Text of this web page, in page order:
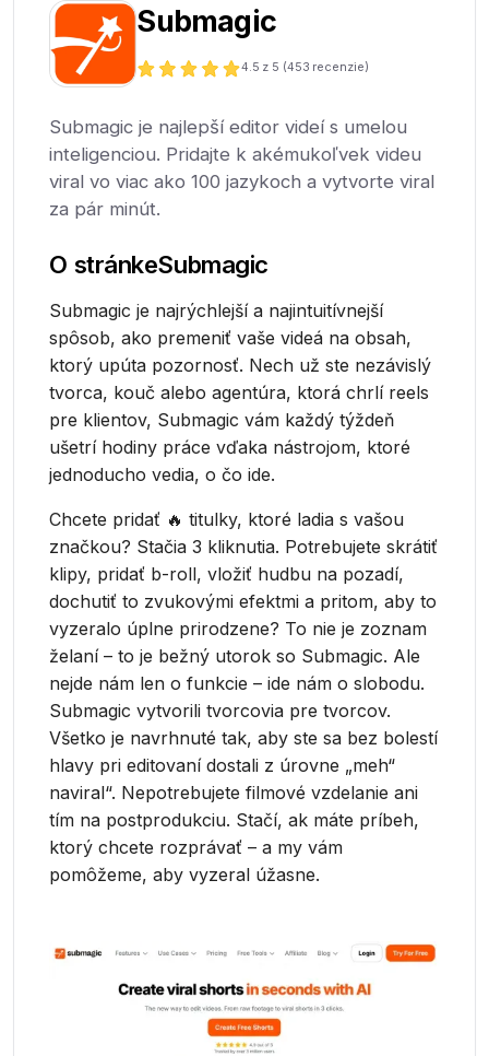
Submagic
4.5 z 5 (453 recenzie)
Submagic je najlepší editor videí s umelou
inteligenciou. Pridajte k akémukoľvek videu
viral vo viac ako 100 jazykoch a vytvorte viral
za pár minút.
O stránkeSubmagic
Submagic je najrýchlejší a najintuitívnejší
spôsob, ako premeniť vaše videá na obsah,
ktorý upúta pozornosť. Nech už ste nezávislý
tvorca, kouč alebo agentúra, ktorá chrlí reels
pre klientov, Submagic vám každý týždeň
ušetrí hodiny práce vďaka nástrojom, ktoré
jednoducho vedia, o čo ide.
Chcete pridať 🔥 titulky, ktoré ladia s vašou
značkou? Stačia 3 kliknutia. Potrebujete skrátiť
klipy, pridať b-roll, vložiť hudbu na pozadí,
dochutiť to zvukovými efektmi a pritom, aby to
vyzeralo úplne prirodzene? To nie je zoznam
želaní – to je bežný utorok so Submagic. Ale
nejde nám len o funkcie – ide nám o slobodu.
Submagic vytvorili tvorcovia pre tvorcov.
Všetko je navrhnuté tak, aby ste sa bez bolestí
hlavy pri editovaní dostali z úrovne „meh“
naviral“. Nepotrebujete filmové vzdelanie ani
tím na postprodukciu. Stačí, ak máte príbeh,
ktorý chcete rozprávať – a my vám
pomôžeme, aby vyzeral úžasne.